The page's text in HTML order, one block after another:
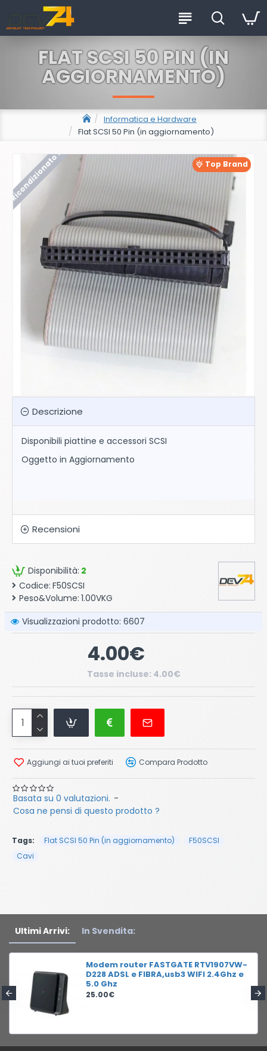
Informatica e Hardware
Flat SCSI 50 Pin (in aggiornamento)
FLAT SCSI 50 PIN (IN
AGGIORNAMENTO)
Top Brand
Ricondizionato !
Descrizione
Disponibili piattine e accessori SCSI
Oggetto in Aggiornamento
Recensioni
Disponibilità: 2
Codice: F50SCSI
Peso&Volume: 1.00VKG
Visualizzazioni prodotto: 6607
Basata su 0 valutazioni. -
Cosa ne pensi di questo prodotto ?
4.00€
Tasse incluse: 4.00€
Aggiungi ai tuoi preferiti Compara Prodotto
Tags: Flat SCSI 50 Pin (in aggiornamento)
F50SCSI
Cavi
Ultimi Arrivi: In Svendita:
Modem router FASTGATE RTV1907VW-
D228 ADSL e FIBRA,usb3 WIFI 2.4Ghz e
5.0 Ghz
25.00€